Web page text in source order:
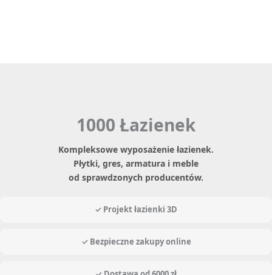
1000 Łazienek
Kompleksowe wyposażenie łazienek.
Płytki, gres, armatura i meble
od sprawdzonych producentów.
✓ Projekt łazienki 3D
✓ Bezpieczne zakupy online